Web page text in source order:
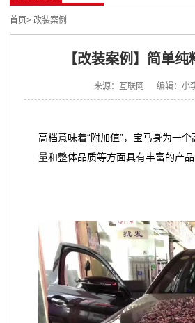
首页> 改装案例
【改装案例】简单
来源：互联网 编辑：小
高档意味着“附加值”，宝马身为一
量和整体品质等方面具有丰富的产